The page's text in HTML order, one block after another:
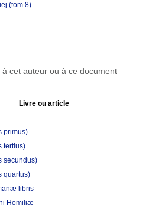
(tom 8)
cet auteur ou à ce document
Livre ou article
primus)
tertius)
secundus)
quartus)
libris
Homiliæ